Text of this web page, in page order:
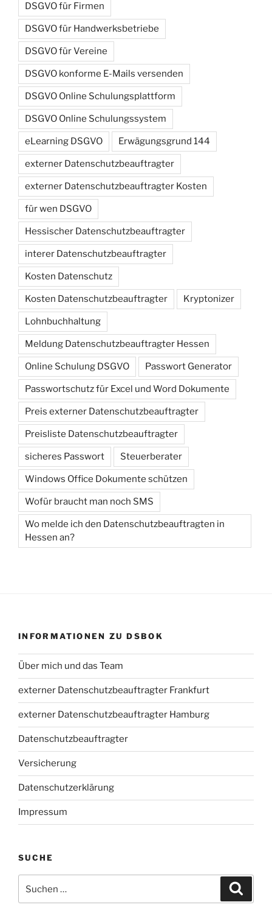
DSGVO für Firmen
DSGVO für Handwerksbetriebe
DSGVO für Vereine
DSGVO konforme E-Mails versenden
DSGVO Online Schulungsplattform
DSGVO Online Schulungssystem
eLearning DSGVO Erwägungsgrund 144
externer Datenschutzbeauftragter
externer Datenschutzbeauftragter Kosten
für wen DSGVO
Hessischer Datenschutzbeauftragter
interer Datenschutzbeauftragter
Kosten Datenschutz
Kosten Datenschutzbeauftragter Kryptonizer
Lohnbuchhaltung
Meldung Datenschutzbeauftragter Hessen
Online Schulung DSGVO Passwort Generator
Passwortschutz für Excel und Word Dokumente
Preis externer Datenschutzbeauftragter
Preisliste Datenschutzbeauftragter
sicheres Passwort Steuerberater
Windows Office Dokumente schützen
Wofür braucht man noch SMS
Wo melde ich den Datenschutzbeauftragten in
Hessen an?
INFORMATIONEN ZU DSBOK
Über mich und das Team
externer Datenschutzbeauftragter Frankfurt
externer Datenschutzbeauftragter Hamburg
Datenschutzbeauftragter
Versicherung
Datenschutzerklärung
Impressum
SUCHE
nach: